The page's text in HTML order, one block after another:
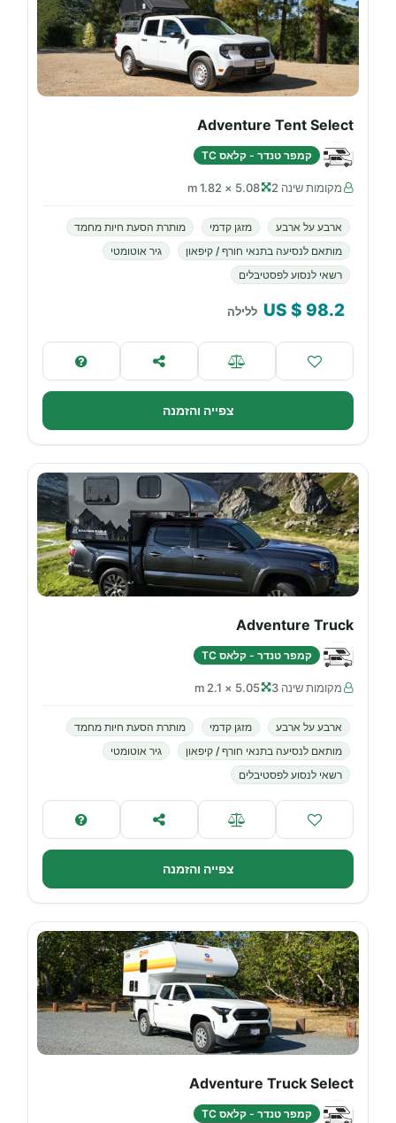
Adventure Tent Select
קמפר טנדר - קלאס TC
מקומות שינה 2 5.08 × 1.82 m
ארבע על ארבע מזגן קדמי
מותרת הסעת חיות מחמד
מותאם לנסיעה בתנאי חורף / קיפאון
גיר אוטומטי
רשאי לנסוע לפסטיבלים
98.2
$ US ללילה
צפייה והזמנה
Adventure Truck
קמפר טנדר - קלאס TC
מקומות שינה 3 5.05 × 2.1 m
ארבע על ארבע מזגן קדמי
מותרת הסעת חיות מחמד
מותאם לנסיעה בתנאי חורף / קיפאון
גיר אוטומטי
רשאי לנסוע לפסטיבלים
צפייה והזמנה
Adventure Truck Select
קמפר טנדר - קלאס TC